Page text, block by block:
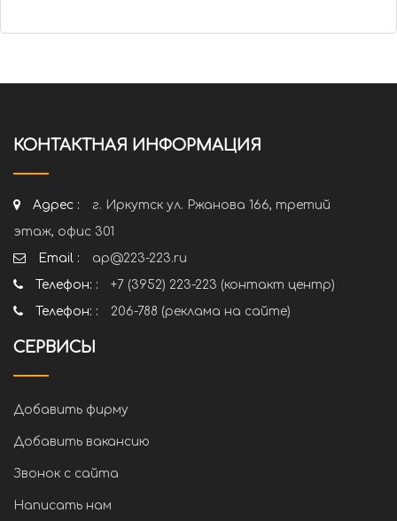
КОНТАКТНАЯ ИНФОРМАЦИЯ
Адрес :
г. Иркутск ул. Ржанова 166, третий
этаж, офис 301
Email :
ap@223-223.ru
Телефон: :
+7 (3952) 223-223 (контакт центр)
Телефон: :
206-788 (реклама на сайте)
СЕРВИСЫ
Добавить фирму
Добавить вакансию
Звонок с сайта
Написать нам